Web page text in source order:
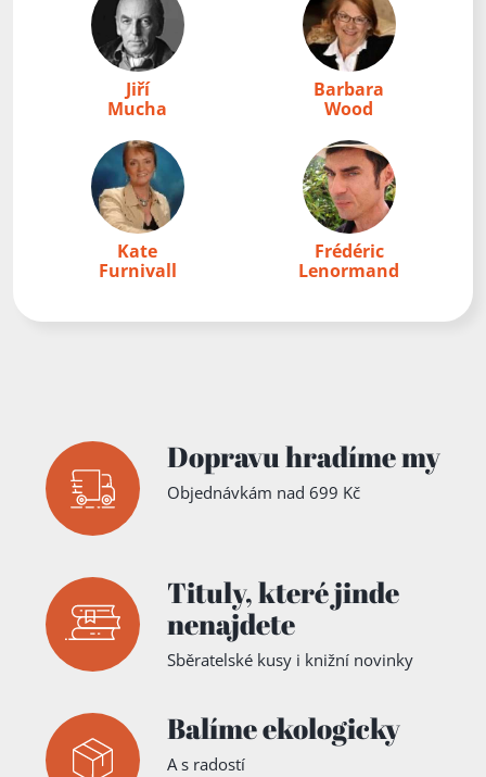
Jiří
Mucha
Barbara
Wood
Kate
Furnivall
Frédéric
Lenormand
Dopravu hradíme my
Objednávkám nad 699 Kč
Tituly,které jinde
nenajdete
Sběratelské kusy i knižní novinky
Balíme ekologicky
A s radostí